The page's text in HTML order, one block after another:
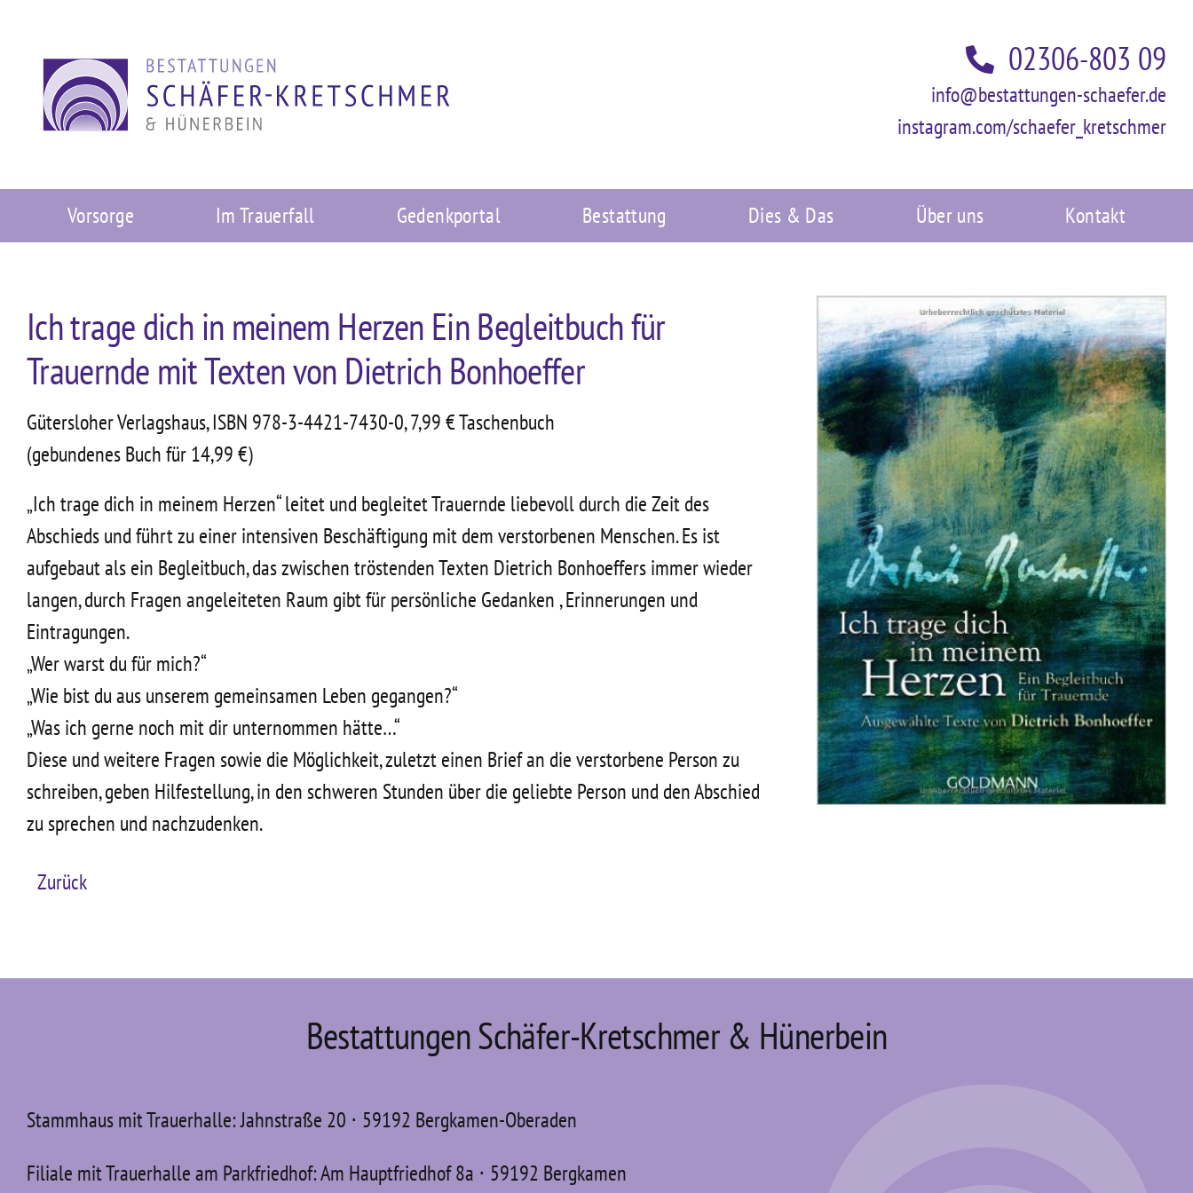
springen
02306-803 09
info@bestattungen-schaefer.de
instagram.com/schaefer_kretschmer
Vorsorge Im Trauerfall Gedenkportal Bestattung Dies & Das Über uns Kontakt
Ich trage dich in meinem Herzen Ein Begleitbuch für
Trauernde mit Texten von Dietrich Bonhoeffer
Gütersloher Verlagshaus, ISBN 978-3-4421-7430-0, 7,99 € Taschenbuch
(gebundenes Buch für 14,99 €)
„Ich trage dich in meinem Herzen“ leitet und begleitet Trauernde liebevoll durch die Zeit des
Abschieds und führt zu einer intensiven Beschäftigung mit dem verstorbenen Menschen. Es ist
aufgebaut als ein Begleitbuch, das zwischen tröstenden Texten Dietrich Bonhoeffers immer wieder
langen, durch Fragen angeleiteten Raum gibt für persönliche Gedanken , Erinnerungen und
Eintragungen.
„Wer warst du für mich?“
„Wie bist du aus unserem gemeinsamen Leben gegangen?“
„Was ich gerne noch mit dir unternommen hätte…“
Diese und weitere Fragen sowie die Möglichkeit, zuletzt einen Brief an die verstorbene Person zu
schreiben, geben Hilfestellung, in den schweren Stunden über die geliebte Person und den Abschied
zu sprechen und nachzudenken.
Zurück
Bestattungen Schäfer-Kretschmer & Hünerbein
Stammhaus mit Trauerhalle: Jahnstraße 20 ⋅ 59192 Bergkamen-Oberaden
Filiale mit Trauerhalle am Parkfriedhof: Am Hauptfriedhof8a ⋅ 59192 Bergkamen